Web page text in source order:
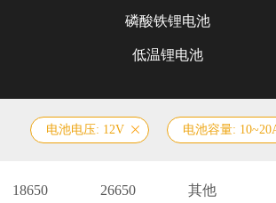
磷酸铁锂电池
低温锂电池
电池电压: 12V 电池容量:
18650 26650 其他